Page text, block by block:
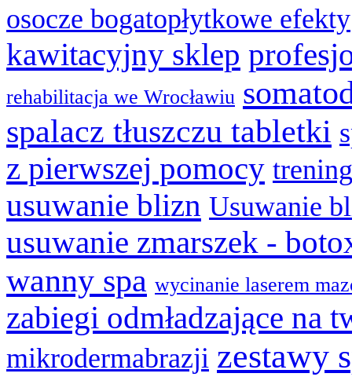
osocze bogatopłytkowe efekty
kawitacyjny sklep
rehabilitacja we Wrocławiu
spalacz tłuszczu tabletki
z pierwszej pomocy
usuwanie blizn Usuwanie
usuwanie zmarszek -
wanny spa wycinanie laserem
zabiegi odmładzające na
mikrodermabrazji zestawy